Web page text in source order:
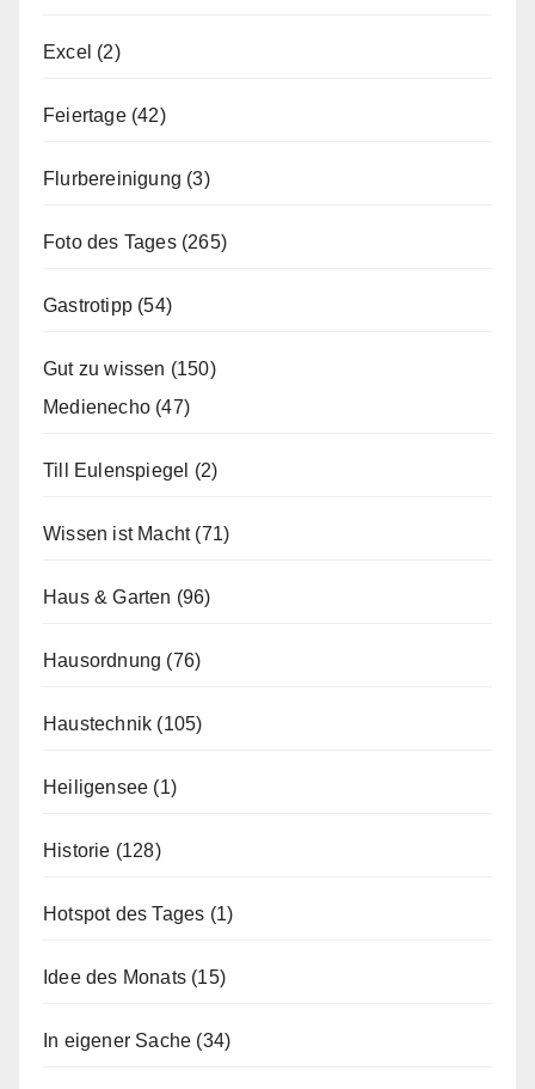
Excel (2)
Feiertage(42)
Flurbereinigung (3)
Foto des Tages(265)
Gastrotipp (54)
Gut zu wissen (150)
Medienecho (47)
Till Eulenspiegel (2)
Wissen ist Macht(71)
Haus & Garten (96)
Hausordnung (76)
Haustechnik (105)
Heiligensee (1)
Historie (128)
Hotspot des Tages (1)
Idee des Monats (15)
In eigener Sache (34)